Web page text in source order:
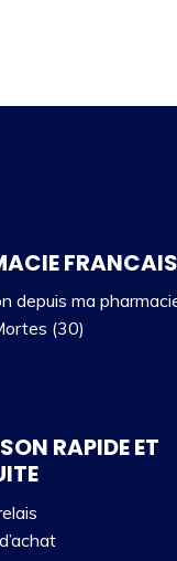
depuis ma
(30)
RAPIDE ET